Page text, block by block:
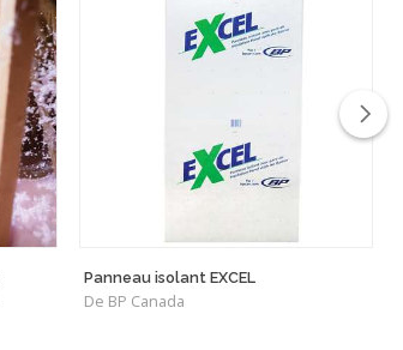
Panneau isolant EXCEL
De BP Canada